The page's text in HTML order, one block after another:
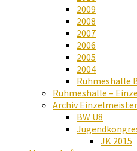
2009
2008
2007
2006
2005
2004
Ruhmeshalle
Ruhmeshalle –
Archiv
BW U8
JK 2015